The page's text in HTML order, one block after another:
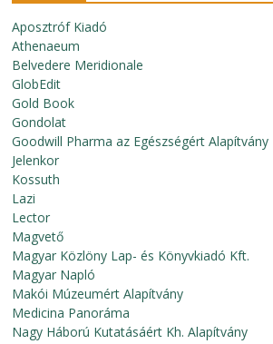
Aposztróf Kiadó
Athenaeum
Belvedere Meridionale
GlobEdit
Gold Book
Gondolat
Goodwill Pharma az Egészségért Alapítvány
Jelenkor
Kossuth
Lazi
Lector
Magvető
Magyar Közlöny Lap- és Könyvkiadó Kft.
Magyar Napló
Makói Múzeumért Alapítvány
Medicina Panoráma
Nagy Háború Kutatásáért Kh. Alapítvány